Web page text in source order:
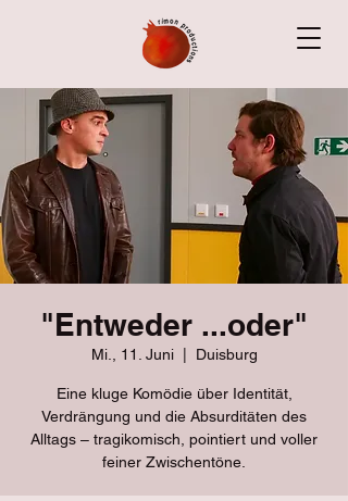
"Entweder ...oder"
Mi., 11. Juni
  |
Duisburg
Eine kluge Komödie über Identität,
Verdrängung und die Absurditäten des
Alltags – tragikomisch, pointiert und voller
feiner Zwischentöne.